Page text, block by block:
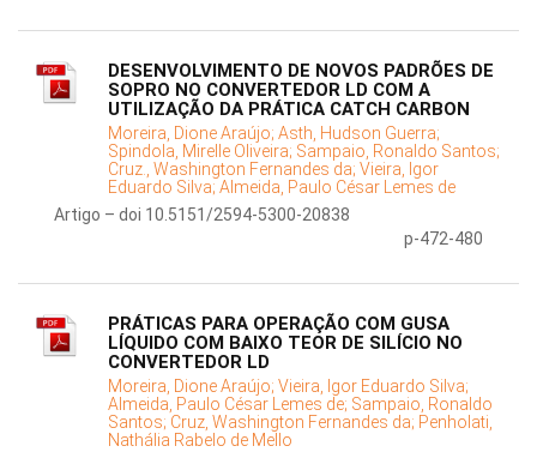
DESENVOLVIMENTO DE NOVOS PADRÕES DE
SOPRO NO CONVERTEDOR LD COM A
UTILIZAÇÃO DA PRÁTICA CATCH CARBON
Moreira, Dione Araújo; Asth, Hudson Guerra;
Spindola, Mirelle Oliveira; Sampaio, Ronaldo Santos;
Cruz., Washington Fernandes da; Vieira, Igor
Eduardo Silva; Almeida, Paulo César Lemes de
Artigo – doi 10.5151/2594-5300-20838
p-472-480
PRÁTICAS PARA OPERAÇÃO COM GUSA
LÍQUIDO COM BAIXO TEOR DE SILÍCIO NO
CONVERTEDOR LD
Moreira, Dione Araújo; Vieira, Igor Eduardo Silva;
Almeida, Paulo César Lemes de; Sampaio, Ronaldo
Santos; Cruz, Washington Fernandes da; Penholati,
Nathália Rabelo de Mello